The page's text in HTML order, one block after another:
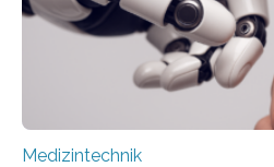
kontinuierlich erfasst,
und in Notfällen selbstständig
Medizintechnik